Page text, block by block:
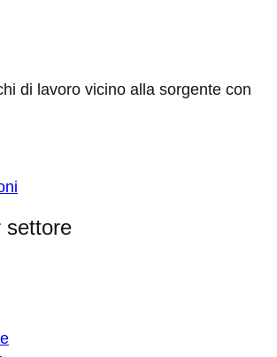
di lavoro vicino alla sorgente con
settore